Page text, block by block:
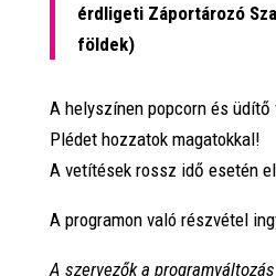
érdligeti Záportározó
földek)
A helyszínen popcorn és üdítő
Plédet hozzatok magatokkal!
A vetítések rossz idő esetén
A programon való részvétel
A szervezők a